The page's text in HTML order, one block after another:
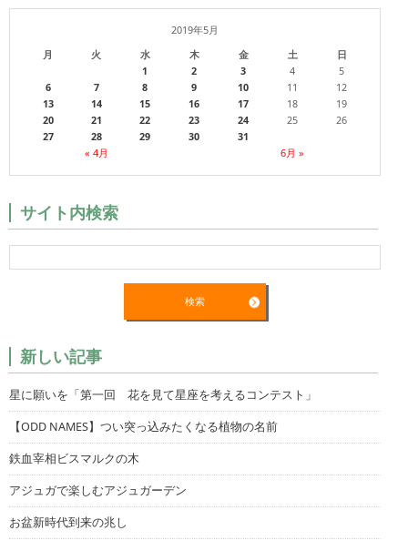
2019年5月
月
火 水 木 金 土 日
« 4月 6月 »
1 2 3 4
5
6
7 8 9 10 11
12
13
14 15 16 17 18
19
20
21 22 23 24 25
26
27
28 29 30 31
サイト内検索
新しい記事
星に願いを「第一回 花を見て星座を考えるコンテスト」
【ODD NAMES】つい突っ込みたくなる植物の名前
鉄血宰相ビスマルクの木
アジュガで楽しむアジュガーデン
お盆新時代到来の兆し